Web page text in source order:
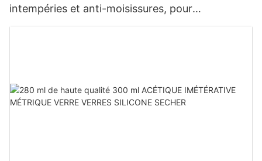
intempéries et anti-moisissures, pour
applications de cuisine et de salle de bain